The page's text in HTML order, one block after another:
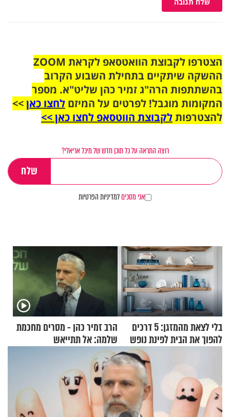
הצטרפו לקבוצת הוואטסאפ לקראת ZOOM
ההשקה שיתקיים בתחילת השבוע הקרוב
בהשתתפות הרה"ג זמיר כהן שליט"א. מספר
המקומות מוגבל! לפרטים על המיזם לחצו כאן>>
להצטרפותלקבוצת הווטסאפ לחצו כאן >>
רוצה התראה על כל תוכן חדש של מיכל אריאלי?
אני מסכיםלמדיניות הפרטיות
בלי לצאת מהמזגן: 5 דרכים
להפוך את הבית לפינת נופש
הרב זמיר כהן - מסרים מחכמת
שלמה: אל תתייאש